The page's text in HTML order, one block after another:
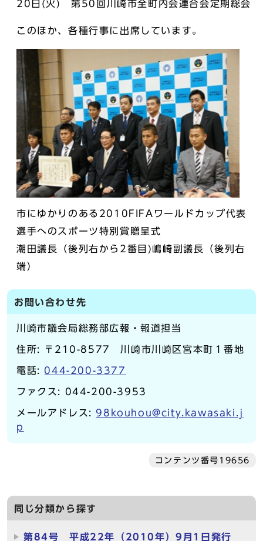
20日(火) 第50回川崎市全町内会連合会定期総会
このほか、各種行事に出席しています。
市にゆかりのある2010FIFAワールドカップ代表
選手へのスポーツ特別賞贈呈式
潮田議長（後列右から2番目)嶋崎副議長（後列右
端）
お問い合わせ先
川崎市議会局総務部広報・報道担当
住所: 〒210-8577 川崎市川崎区宮本町１番地
電話: 044-200-3377
ファクス: 044-200-3953
メールアドレス:98kouhou@city.kawasaki.j
p
コンテンツ番号19656
同じ分類から探す
第84号 平成22年（2010年）9月1日発行